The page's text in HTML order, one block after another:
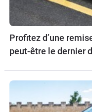
Profitez d’une
peut-être le dernier